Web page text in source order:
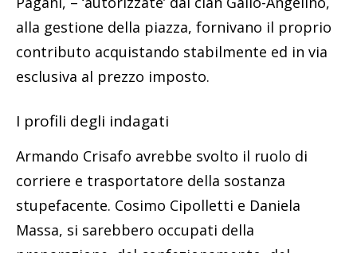
alla gestione della piazza, fornivano il proprio
contributo acquistando stabilmente ed in via
esclusiva al prezzo imposto.
I profili degli indagati
Armando Crisafo avrebbe svolto il ruolo di
corriere e trasportatore della sostanza
stupefacente. Cosimo Cipolletti e Daniela
Massa, si sarebbero occupati della